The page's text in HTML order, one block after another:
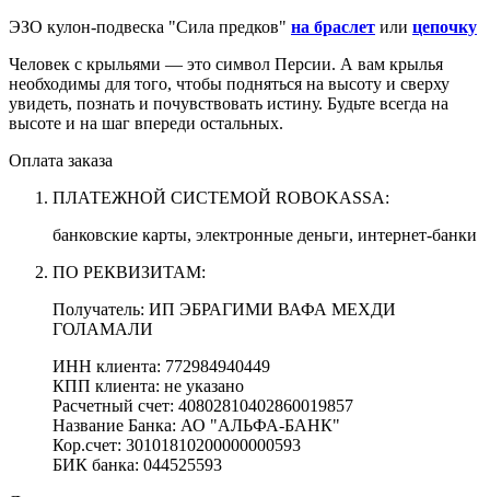
ЭЗО кулон-подвеска "Сила предков" на браслет или цепочку
Человек с крыльями — это символ Персии. А вам крылья
необходимы для того, чтобы подняться на высоту и сверху
увидеть, познать и почувствовать истину. Будьте всегда на
высоте и на шаг впереди остальных.
Оплата заказа
ПЛАТЕЖНОЙ СИСТЕМОЙ ROBOKASSA:
банковские карты, электронные деньги, интернет-банки
ПО РЕКВИЗИТАМ:
Получатель: ИП ЭБРАГИМИ ВАФА МЕХДИ
ГОЛАМАЛИ
ИНН клиента: 772984940449
КПП клиента: не указано
Расчетный счет: 40802810402860019857
Название Банка: АО "АЛЬФА-БАНК"
Кор.счет: 30101810200000000593
БИК банка: 044525593